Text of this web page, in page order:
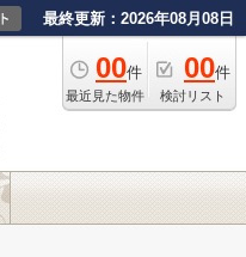
最終更新：2026年08月08日
00件
最近見た物件
00件
検討リスト